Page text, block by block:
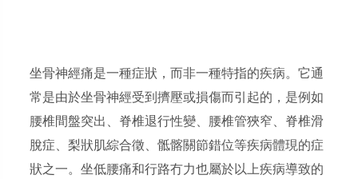
坐骨神經痛是一種症狀，而非一種特指的疾病。它通
常是由於坐骨神經受到擠壓或損傷而引起的，是例如
腰椎間盤突出、脊椎退行性變、腰椎管狹窄、脊椎滑
脫症、梨狀肌綜合徵、骶髂關節錯位等疾病體現的症
狀之一。坐低腰痛和行路冇力也屬於以上疾病導致的